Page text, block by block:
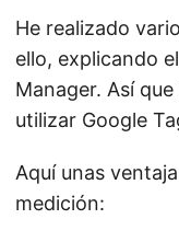
He realizado
ello, explicando
Manager. Así
utilizar Google
Aquí unas
medición: